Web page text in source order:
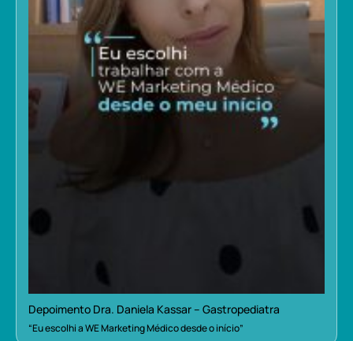
Depoimento Dra. Daniela Kassar – Gastropediatra
“Eu escolhi a WE Marketing Médico desde o início”